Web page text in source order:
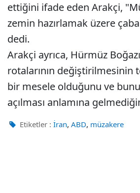
ettiğini ifade eden Arakçi,
zemin hazırlamak üzere
dedi.
Arakçi ayrıca, Hürmüz
rotalarının değiştirilmesinin
bir mesele olduğunu ve
açılması anlamına
Etiketler : İran, ABD, müzakere